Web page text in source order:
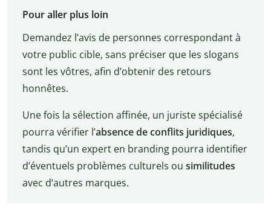
Pour aller plus loin
Demandez l’avis de personnes correspondant à
votre public cible, sans préciser que les slogans
sont les vôtres, afin d’obtenir des retours
honnêtes.
Une fois la sélection affinée, un juriste spécialisé
pourra vérifier l’absence de conflits juridiques,
tandis qu’un expert en branding pourra identifier
d’éventuels problèmes culturels ou similitudes
avec d’autres marques.